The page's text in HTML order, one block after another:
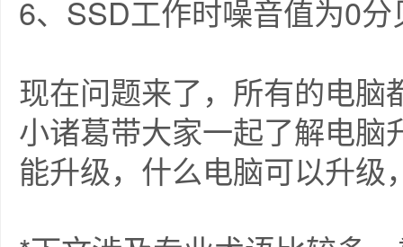
6、SSD工作时噪音值为0分
现在问题来了，所有的电
小诸葛带大家一起了解电
能升级，什么电脑可以升级